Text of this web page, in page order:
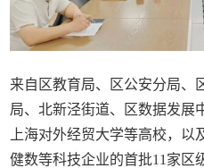
来自区教育局、区公安分局、
局、北新泾街道、区数据发展
上海对外经贸大学等高校，
健数等科技企业的首批11家区